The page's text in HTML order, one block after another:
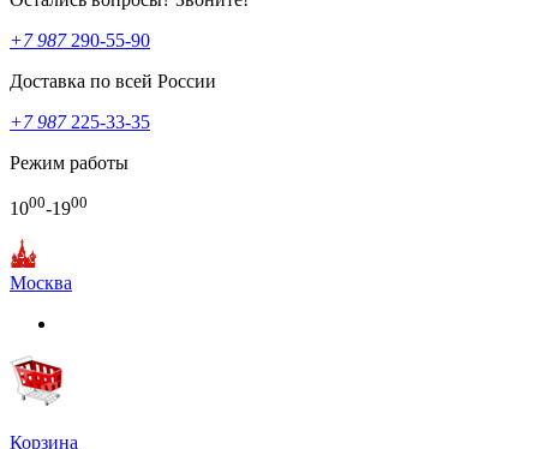
+7 987290-55-90
Доставка по всей России
+7 987225-33-35
Режим работы
1000-1900
Москва
Корзина